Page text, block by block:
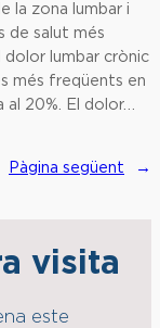
la zona lumbar i
de salut més
lumbar crònic
més freqüents en
al 20%. El dolor…
Pàgina següent →
visita
este